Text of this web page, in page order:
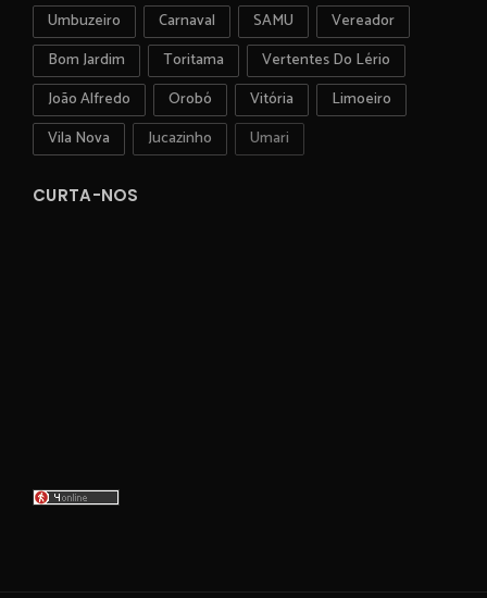
Umbuzeiro
Carnaval SAMU
Vereador
Bom Jardim
Toritama
Vertentes Do Lério
João Alfredo
Orobó Vitória
Limoeiro
Vila Nova
Jucazinho Umari
CURTA-NOS